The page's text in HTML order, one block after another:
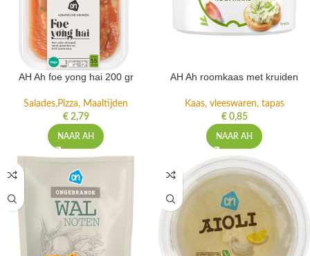
AH Ah foe yong hai 200 gr
Salades,Pizza, Maaltijden
€2,79
NAAR AH
AH Ah roomkaas met kruiden
Kaas, vleeswaren, tapas
€0,85
NAAR AH